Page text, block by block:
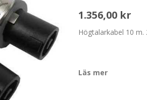
1.356,00 kr
Högtalarkabel 10 m.
Läs mer